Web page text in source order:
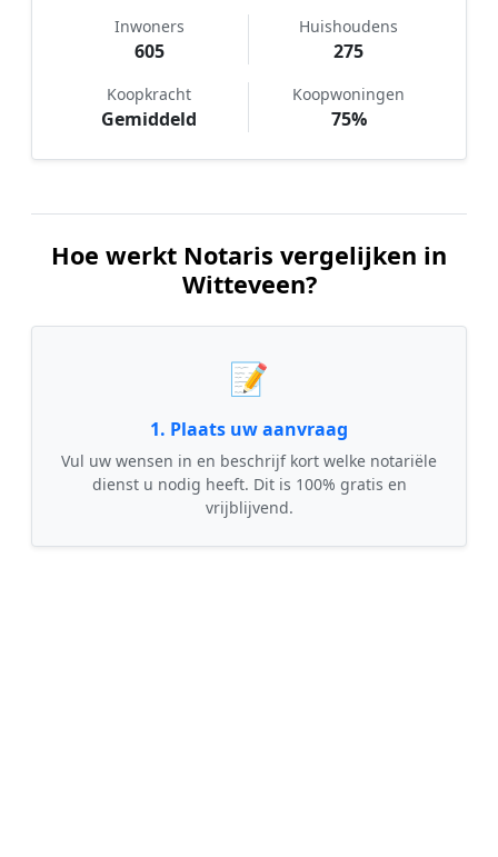
Inwoners
605
Huishoudens
275
Koopkracht
Gemiddeld
Koopwoningen
75%
Hoe werkt Notaris vergelijken in
Witteveen?
📝
1. Plaats uw aanvraag
Vul uw wensen in en beschrijf kort welke notariële
dienst u nodig heeft. Dit is 100% gratis en
vrijblijvend.